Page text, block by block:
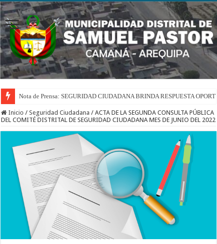
Nota de Prensa: SEGURIDAD CIUDADANA BRINDA RESPUESTA
Inicio / Seguridad Ciudadana / ACTA DE LA SEGUNDA CONSULTA PÚBLICA
DEL COMITÉ DISTRITAL DE SEGURIDAD CIUDADANA MES DE JUNIO DEL 2022